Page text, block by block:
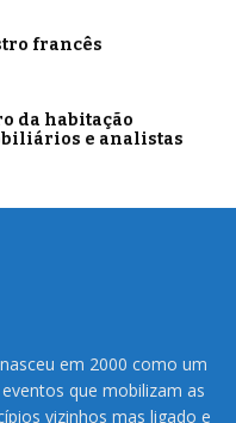
francês
da habitação
e analistas
em 2000 como um
que mobilizam as
vizinhos mas ligado e